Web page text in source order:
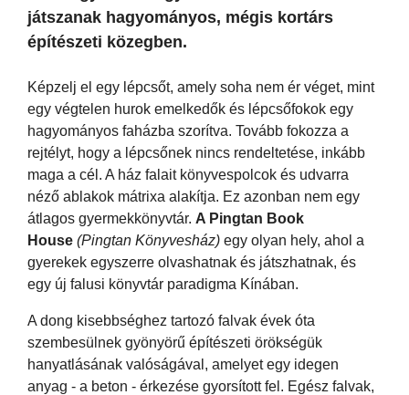
játszanak hagyományos, mégis kortárs
építészeti közegben.
Képzelj el egy lépcsőt, amely soha nem ér véget, mint
egy végtelen hurok emelkedők és lépcsőfokok egy
hagyományos faházba szorítva. Tovább fokozza a
rejtélyt, hogy a lépcsőnek nincs rendeltetése, inkább
maga a cél. A ház falait könyvespolcok és udvarra
néző ablakok mátrixa alakítja. Ez azonban nem egy
átlagos gyermekkönyvtár. A Pingtan Book
House (Pingtan Könyvesház) egy olyan hely, ahol a
gyerekek egyszerre olvashatnak és játszhatnak, és
egy új falusi könyvtár paradigma Kínában.
A dong kisebbséghez tartozó falvak évek óta
szembesülnek gyönyörű építészeti örökségük
hanyatlásának valóságával, amelyet egy idegen
anyag - a beton - érkezése gyorsított fel. Egész falvak,